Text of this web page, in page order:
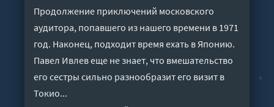
Продолжение приключений московского
аудитора, попавшего из нашего времени в 1971
год. Наконец, подходит время ехать в Японию.
Павел Ивлев еще не знает, что вмешательство
его сестры сильно разнообразит его визит в
Токио...